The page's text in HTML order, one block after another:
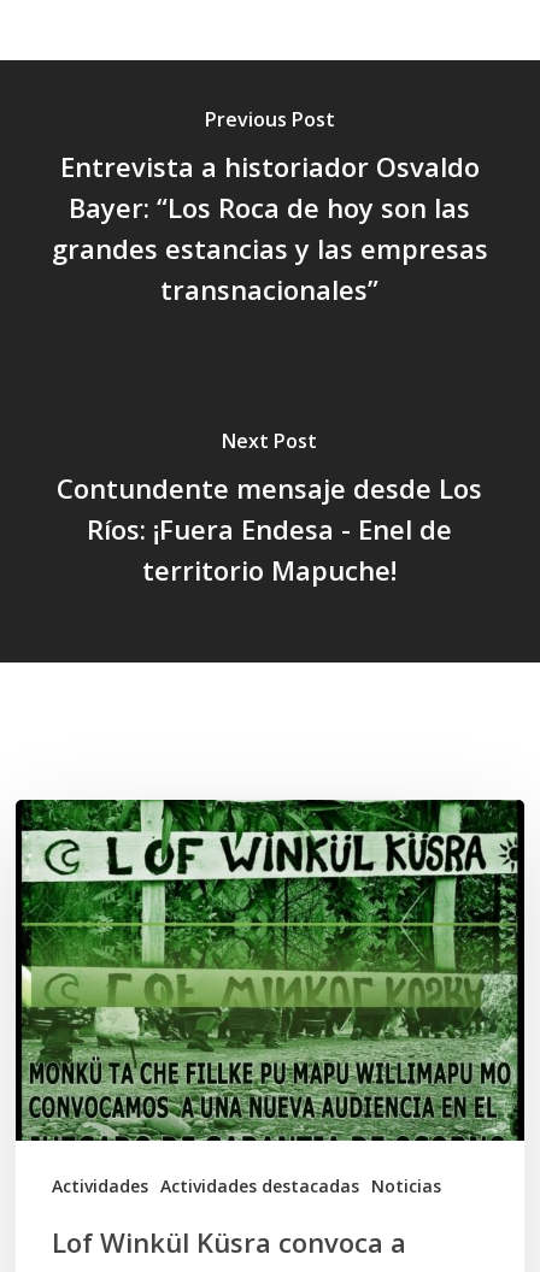
Previous Post
Entrevista a historiador Osvaldo
Bayer: “Los Roca de hoy son las
grandes estancias y las empresas
transnacionales”
Next Post
Contundente mensaje desde Los
Ríos: ¡Fuera Endesa - Enel de
territorio Mapuche!
Actividades Actividades destacadas Noticias
Lof
Winkül
Küsra
convoca
a
apoyar
audiencia
en
Juzgado
Lof Winkül Küsra convoca a